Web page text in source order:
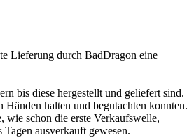
Lieferung durch BadDragon eine
bis diese hergestellt und geliefert sind.
halten und begutachten konnten.
wie schon die erste Verkaufswelle,
ausverkauft gewesen.